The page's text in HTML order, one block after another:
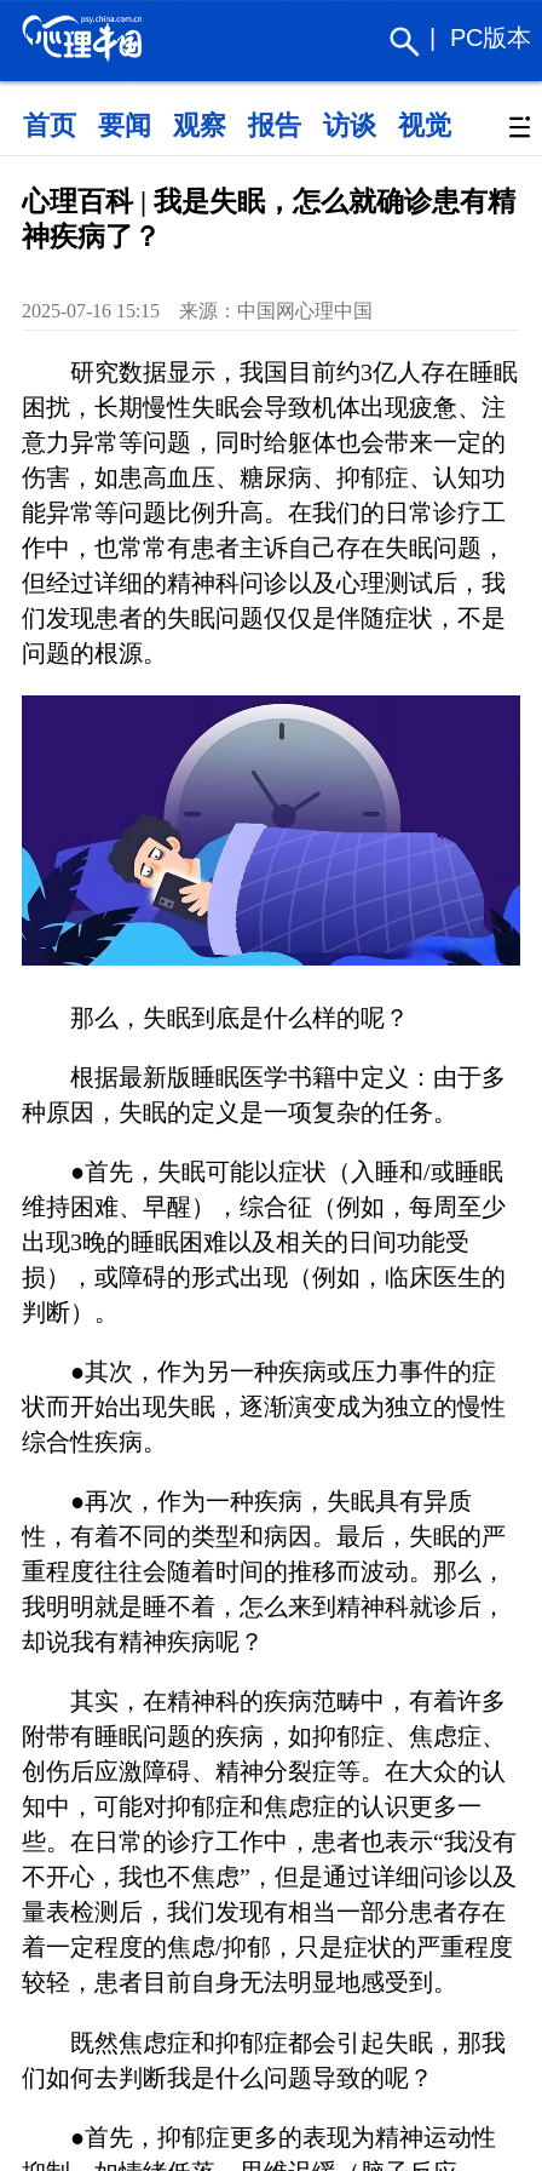
PC版本
首页 要闻 观察 报告 访谈 视觉 政策
心理百科 | 我是失眠，怎么就确诊患有精
神疾病了？
2025-07-16 15:15 来源：中国网心理中国
研究数据显示，我国目前约3亿人存在睡眠
困扰，长期慢性失眠会导致机体出现疲惫、注
意力异常等问题，同时给躯体也会带来一定的
伤害，如患高血压、糖尿病、抑郁症、认知功
能异常等问题比例升高。在我们的日常诊疗工
作中，也常常有患者主诉自己存在失眠问题，
但经过详细的精神科问诊以及心理测试后，我
们发现患者的失眠问题仅仅是伴随症状，不是
问题的根源。
那么，失眠到底是什么样的呢？
根据最新版睡眠医学书籍中定义：由于多
种原因，失眠的定义是一项复杂的任务。
●首先，失眠可能以症状（入睡和/或睡眠
维持困难、早醒），综合征（例如，每周至少
出现3晚的睡眠困难以及相关的日间功能受
损），或障碍的形式出现（例如，临床医生的
判断）。
●其次，作为另一种疾病或压力事件的症
状而开始出现失眠，逐渐演变成为独立的慢性
综合性疾病。
●再次，作为一种疾病，失眠具有异质
性，有着不同的类型和病因。最后，失眠的严
重程度往往会随着时间的推移而波动。那么，
我明明就是睡不着，怎么来到精神科就诊后，
却说我有精神疾病呢？
其实，在精神科的疾病范畴中，有着许多
附带有睡眠问题的疾病，如抑郁症、焦虑症、
创伤后应激障碍、精神分裂症等。在大众的认
知中，可能对抑郁症和焦虑症的认识更多一
些。在日常的诊疗工作中，患者也表示“我没有
不开心，我也不焦虑”，但是通过详细问诊以及
量表检测后，我们发现有相当一部分患者存在
着一定程度的焦虑/抑郁，只是症状的严重程度
较轻，患者目前自身无法明显地感受到。
既然焦虑症和抑郁症都会引起失眠，那我
们如何去判断我是什么问题导致的呢？
●首先，抑郁症更多的表现为精神运动性